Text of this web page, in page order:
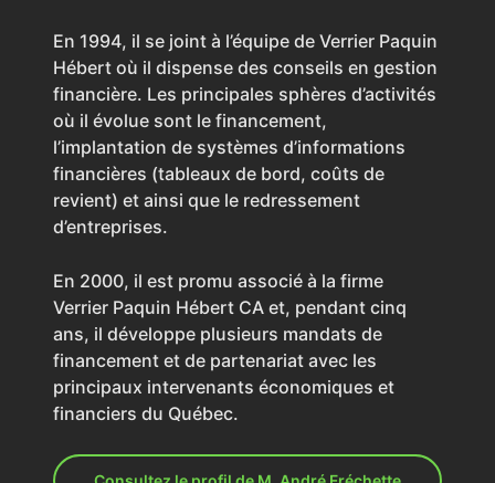
En 1994, il se joint à l’équipe de Verrier Paquin
Hébert où il dispense des conseils en gestion
financière. Les principales sphères d’activités
où il évolue sont le financement,
l’implantation de systèmes d’informations
financières (tableaux de bord, coûts de
revient) et ainsi que le redressement
d’entreprises.
En 2000, il est promu associé à la firme
Verrier Paquin Hébert CA et, pendant cinq
ans, il développe plusieurs mandats de
financement et de partenariat avec les
principaux intervenants économiques et
financiers du Québec.